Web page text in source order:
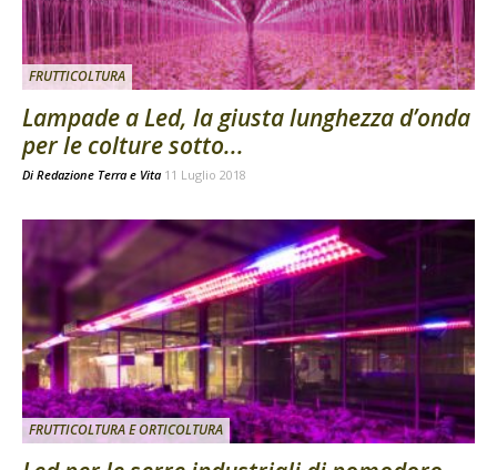
FRUTTICOLTURA
Lampade a Led, la giusta lunghezza d’onda
per le colture sotto...
Di Redazione Terra e Vita 11 Luglio 2018
FRUTTICOLTURA E ORTICOLTURA